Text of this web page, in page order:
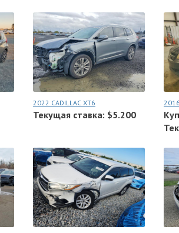
2022 CADILLAC XT6
Текущая ставка: $5.200